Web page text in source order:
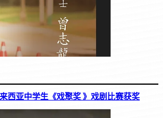
西亚中学生《戏聚奖 》戏剧比赛获奖